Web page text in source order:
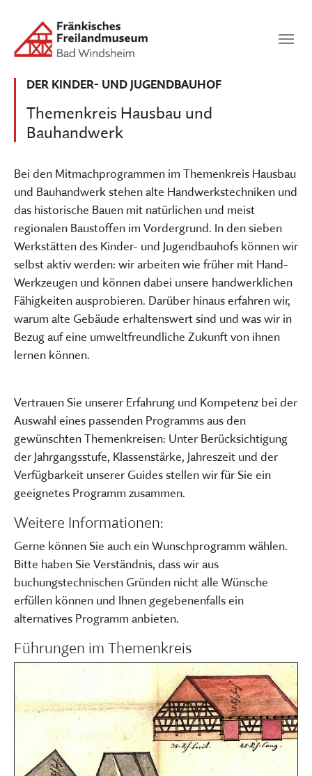
SUCHEN
Themenkreis Hausbau und
Bauhandwerk
DER KINDER- UND JUGENDBAUHOF
Bei den Mitmachprogrammen im Themenkreis Hausbau
und Bauhandwerk stehen alte Handwerkstechniken und
das historische Bauen mit natürlichen und meist
regionalen Baustoffen im Vordergrund. In den sieben
Werkstätten des Kinder- und Jugendbauhofs können wir
selbst aktiv werden: wir arbeiten wie früher mit Hand-
Werkzeugen und können dabei unsere handwerklichen
Fähigkeiten ausprobieren. Darüber hinaus erfahren wir,
warum alte Gebäude erhaltenswert sind und was wir in
Bezug auf eine umweltfreundliche Zukunft von ihnen
lernen können.
Vertrauen Sie unserer Erfahrung und Kompetenz bei der
Auswahl eines passenden Programms aus den
gewünschten Themenkreisen: Unter Berücksichtigung
der Jahrgangsstufe, Klassenstärke, Jahreszeit und der
Verfügbarkeit unserer Guides stellen wir für Sie ein
geeignetes Programm zusammen.
Weitere Informationen:
Gerne können Sie auch ein Wunschprogramm wählen.
Bitte haben Sie Verständnis, dass wir aus
buchungstechnischen Gründen nicht alle Wünsche
erfüllen können und Ihnen gegebenenfalls ein
alternatives Programm anbieten.
Führungen im Themenkreis